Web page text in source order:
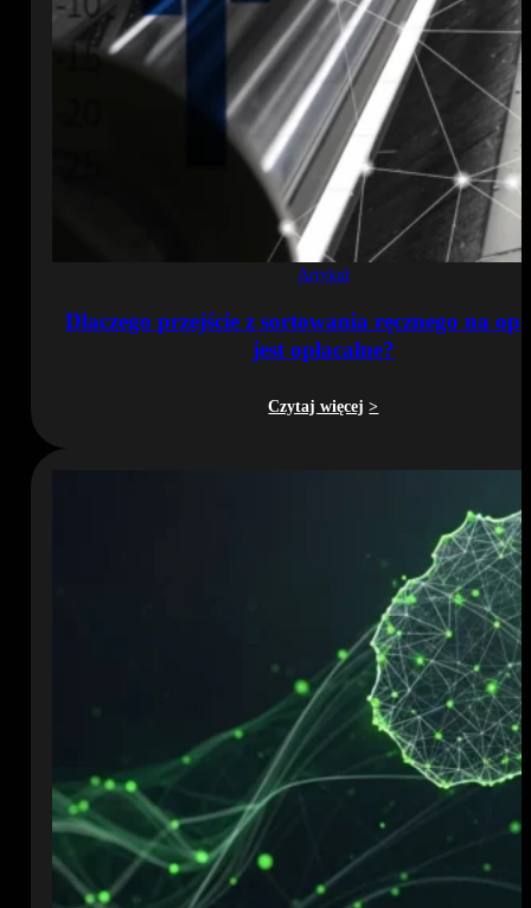
Artykuł
Dlaczego przejście z sortowania ręcznego na
jest opłacalne?
Czytaj więcej